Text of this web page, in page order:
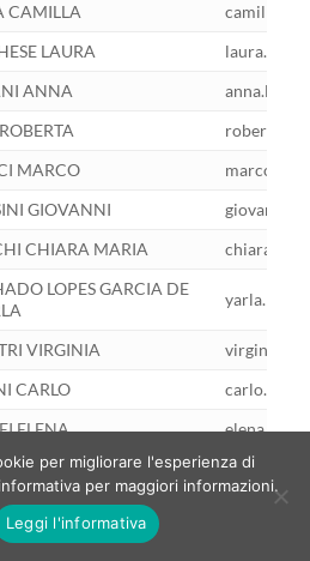
CAMILLA
LAURA
ANNA
MARCO
GIOVANNI
CHIARA MARIA
LOPES GARCIA DE
VIRGINIA
CARLO
ELENA
IRENE
per migliorare l'esperienza di
per maggiori informazioni.
Leggi l'informativa